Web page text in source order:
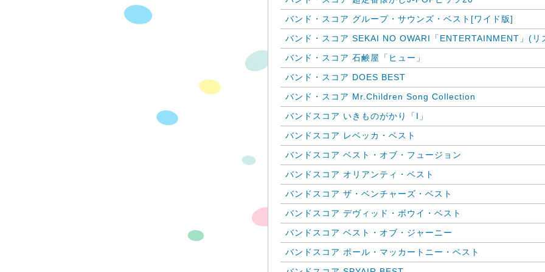
バンド・スコア グループ・サウンズ・ベスト[ワイド版]
バンド・スコア SEKAI NO OWARI「ENTERTAINMENT」(リ
バンド・スコア 石鹸屋「ヒュー」
バンド・スコア DOES BEST
バンド・スコア Mr.Children Song Collection
バンドスコア いきものがかり「I」
バンドスコア レベッカ・ベスト
バンドスコア ベスト・オブ・フュージョン
バンドスコア オリアンティ・ベスト
バンドスコア ザ・ベンチャーズ・ベスト
バンドスコア デヴィッド・ボウイ・ベスト
バンドスコア ベスト・オブ・ジャーニー
バンドスコア ポール・マッカートニー・ベスト